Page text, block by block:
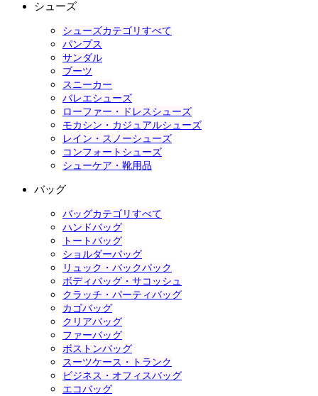
シューズ
シューズカテゴリすべて
パンプス
サンダル
ブーツ
スニーカー
バレエシューズ
ローファー・ドレスシューズ
モカシン・カジュアルシューズ
レイン・スノーシューズ
コンフォートシューズ
シューケア・靴用品
バッグ
バッグカテゴリすべて
ハンドバッグ
トートバッグ
ショルダーバッグ
リュック・バックパック
ボディバッグ・サコッシュ
クラッチ・パーティバッグ
カゴバッグ
クリアバッグ
ファーバッグ
ボストンバッグ
スーツケース・トランク
ビジネス・オフィスバッグ
エコバッグ